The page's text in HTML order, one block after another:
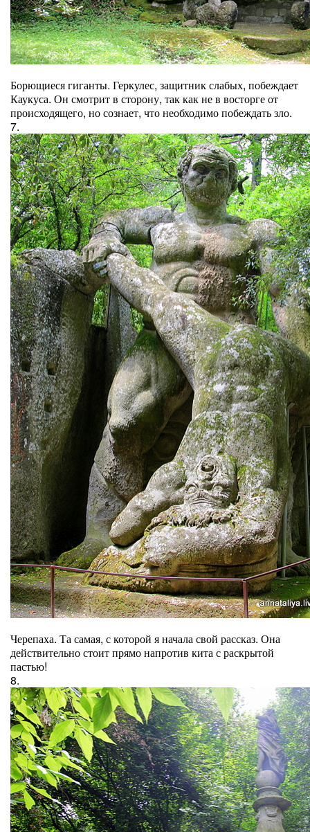
Борющиеся гиганты. Геркулес, защитник слабых, побеждает
Каукуса. Он смотрит в сторону, так как не в восторге от
происходящего, но сознает, что необходимо побеждать зло.
7.
Черепаха. Та самая, с которой я начала свой рассказ. Она
действительно стоит прямо напротив кита с раскрытой
пастью!
8.